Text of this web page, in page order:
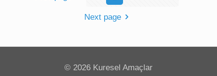
Next page
© 2026 Kuresel Amaçlar